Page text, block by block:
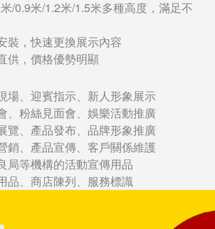
/0.9米/1.2米/1.5米多種高度，滿足不
裝，快速更換展示內容
供，價格優勢明顯
場、迎賓指示、新人形象展示
、粉絲見面會、娛樂活動推廣
覽、產品發布、品牌形象推廣
銷、產品宣傳、客戶關係維護
局等機構的活動宣傳用品
品、商店陳列、服務標識